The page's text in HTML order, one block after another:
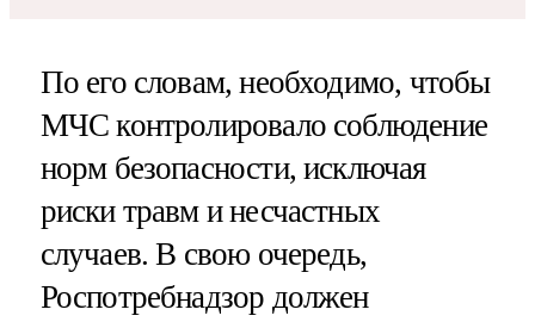
По его словам, необходимо, чтобы
МЧС контролировало соблюдение
норм безопасности, исключая
риски травм и несчастных
случаев. В свою очередь,
Роспотребнадзор должен